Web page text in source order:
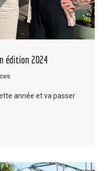
édition 2024
année et va passer